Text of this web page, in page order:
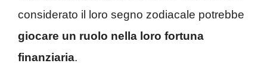
considerato il loro segno zodiacale potrebbe
giocare un ruolo nella loro fortuna
finanziaria.